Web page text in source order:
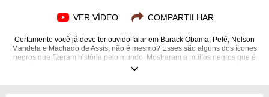
VER VÍDEO COMPARTILHAR
Certamente você já deve ter ouvido falar em Barack Obama, Pelé, Nelson
Mandela e Machado de Assis, não é mesmo? Esses são alguns dos ícones
negros que fizeram história pelo mundo. Mostraram a muitos negros que é
possível conquistar aquilo que mais anseiam. Apesar de o racismo não ser